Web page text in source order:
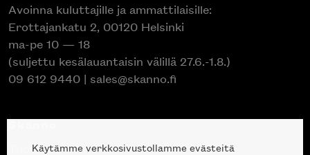
Avoinna kuluttajille ja ammattilaisille:
Erottajankatu 2, 00120 Helsinki
ma-pe 10 — 18
(suljettu kesälauantaisin välillä 27.6.-1.8.)
09 612 9440 | sales@skanno.fi
Skanno
Tuotteet
Käytämme verkkosivustollamme evästeitä